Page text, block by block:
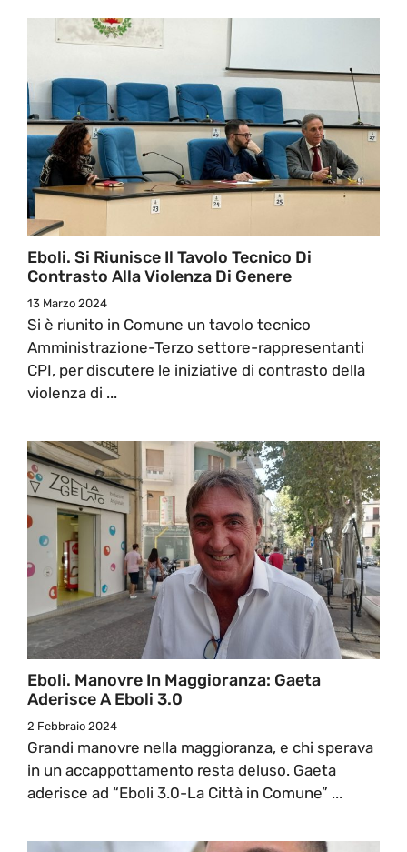
Eboli. Si Riunisce Il Tavolo Tecnico Di
Contrasto Alla Violenza Di Genere
13 Marzo 2024
Si è riunito in Comune un tavolo tecnico
Amministrazione-Terzo settore-rappresentanti
CPI, per discutere le iniziative di contrasto della
violenza di ...
Eboli. Manovre In Maggioranza: Gaeta
Aderisce A Eboli 3.0
2 Febbraio 2024
Grandi manovre nella maggioranza, e chi sperava
in un accappottamento resta deluso. Gaeta
aderisce ad “Eboli 3.0-La Città in Comune” ...